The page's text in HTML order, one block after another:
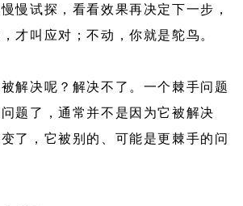
慢试探，看看效果再决定下一步，
才叫应对；不动，你就是鸵鸟。
解决呢？解决不了。一个棘手问题
题了，通常并不是因为它被解决
了，它被别的、可能是更棘手的问